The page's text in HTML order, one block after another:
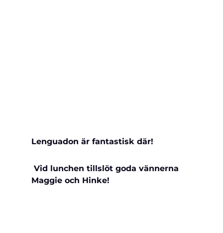
Lenguadon är fantastisk där!
Vid lunchen tillslöt goda vännerna
Maggie och Hinke!